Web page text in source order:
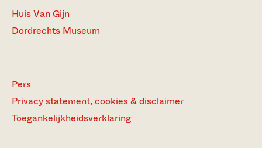
Huis Van Gijn
Dordrechts Museum
Pers
Privacy statement, cookies & disclaimer
Toegankelijkheidsverklaring